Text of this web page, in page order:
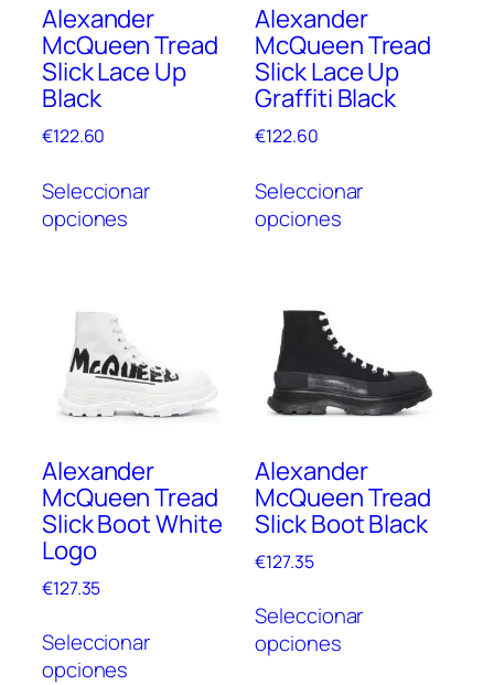
Alexander
McQueen Tread
Slick Lace Up
Black
€122.60
Seleccionar
opciones
producto
tiene
opciones
pueden
elegir
página
de
producto
Alexander
McQueen Tread
Slick Lace Up
Graffiti Black
€122.60
Seleccionar
opciones
Alexander
McQueen Tread
Slick Boot White
Logo
€127.35
Seleccionar
opciones
Este
producto
Alexander
McQueen Tread
Slick Boot Black
€127.35
Seleccionar
opciones